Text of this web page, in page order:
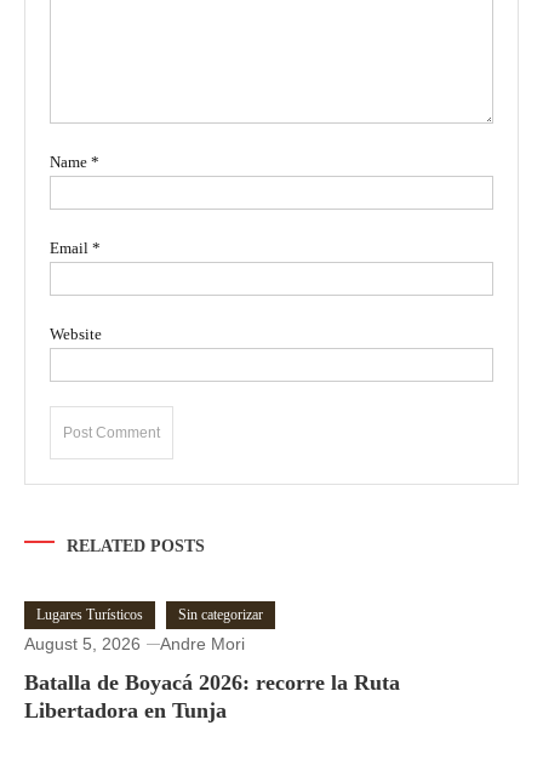
Name *
Email *
Website
RELATED POSTS
Lugares Turísticos Sin categorizar
August 5, 2026 Andre Mori
Batalla de Boyacá 2026: recorre la Ruta
Libertadora en Tunja